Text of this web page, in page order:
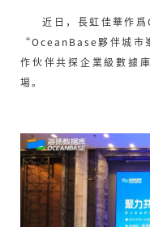
近日，長虹佳華作
“OceanBase夥伴城市
作伙伴共探企業級數據
場。